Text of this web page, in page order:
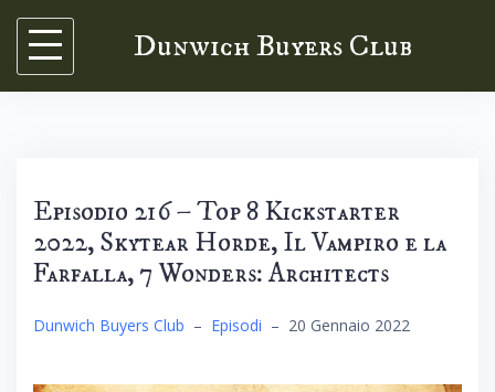
Skip
content
Dunwich Buyers Club
Episodio 216 – Top 8 Kickstarter
2022, Skytear Horde, Il Vampiro e la
Farfalla, 7 Wonders: Architects
Dunwich Buyers Club – Episodi – 20 Gennaio 2022